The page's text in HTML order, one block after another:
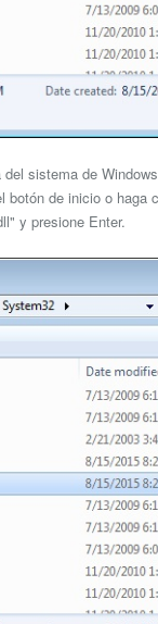
sistema de
de inicio o
y presione Enter.